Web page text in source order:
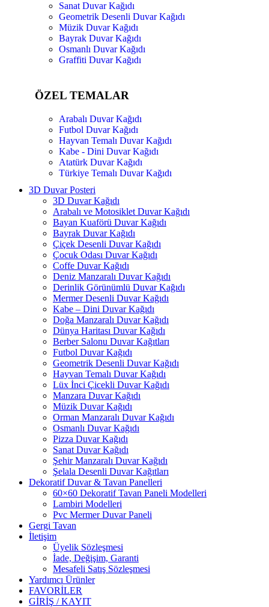
Sanat Duvar Kağıdı
Geometrik Desenli Duvar Kağıdı
Müzik Duvar Kağıdı
Bayrak Duvar Kağıdı
Osmanlı Duvar Kağıdı
Graffiti Duvar Kağıdı
ÖZEL TEMALAR
Arabalı Duvar Kağıdı
Futbol Duvar Kağıdı
Hayvan Temalı Duvar Kağıdı
Kabe - Dini Duvar Kağıdı
Atatürk Duvar Kağıdı
Türkiye Temalı Duvar Kağıdı
3D Duvar Posteri
3D Duvar Kağıdı
Arabalı ve Motosiklet Duvar Kağıdı
Bayan Kuaförü Duvar Kağıdı
Bayrak Duvar Kağıdı
Çiçek Desenli Duvar Kağıdı
Çocuk Odası Duvar Kağıdı
Coffe Duvar Kağıdı
Deniz Manzaralı Duvar Kağıdı
Derinlik Görünümlü Duvar Kağıdı
Mermer Desenli Duvar Kağıdı
Kabe – Dini Duvar Kağıdı
Doğa Manzaralı Duvar Kağıdı
Dünya Haritası Duvar Kağıdı
Berber Salonu Duvar Kağıtları
Futbol Duvar Kağıdı
Geometrik Desenli Duvar Kağıdı
Hayvan Temalı Duvar Kağıdı
Lüx İnci Çicekli Duvar Kağıdı
Manzara Duvar Kağıdı
Müzik Duvar Kağıdı
Orman Manzaralı Duvar Kağıdı
Osmanlı Duvar Kağıdı
Pizza Duvar Kağıdı
Sanat Duvar Kağıdı
Şehir Manzaralı Duvar Kağıdı
Şelala Desenli Duvar Kağıtları
Dekoratif Duvar & Tavan Panelleri
60×60 Dekoratif Tavan Paneli Modelleri
Lambiri Modelleri
Pvc Mermer Duvar Paneli
Gergi Tavan
İletişim
Üyelik Sözleşmesi
İade, Değişim, Garanti
Mesafeli Satış Sözleşmesi
Yardımcı Ürünler
FAVORİLER
GİRİŞ / KAYIT